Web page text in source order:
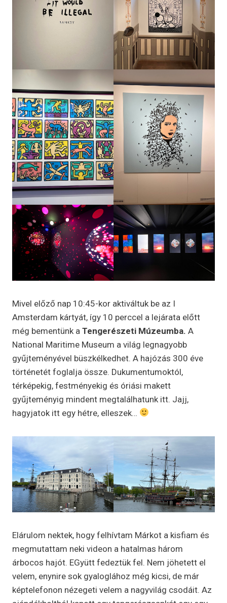
Mivel előző nap 10:45-kor aktiváltuk be az I
Amsterdam kártyát, így 10 perccel a lejárata előtt
még bementünk a Tengerészeti Múzeumba. A
National Maritime Museum a világ legnagyobb
gyűjteményével büszkélkedhet. A hajózás 300 éve
történetét foglalja össze. Dukumentumoktól,
térképekig, festményekig és óriási makett
gyűjteményig mindent megtalálhatunk itt. Jajj,
hagyjatok itt egy hétre, elleszek…
Elárulom nektek, hogy felhívtam Márkot a kisfiam és
megmutattam neki videon a hatalmas három
árbocos hajót. EGyütt fedeztük fel. Nem jöhetett el
velem, enynire sok gyaloglához még kicsi, de már
képtelefonon nézegeti velem a nagyvilág csodáit. Az